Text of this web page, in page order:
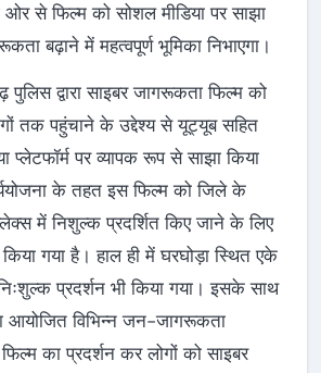
से फिल्म को सोशल मीडिया पर साझा
बढ़ाने में महत्वपूर्ण भूमिका निभाएगा।
पुलिस द्वारा साइबर जागरूकता फिल्म को
तक पहुंचाने के उद्देश्य से यूट्यूब सहित
प्लेटफॉर्म पर व्यापक रूप से साझा किया
के तहत इस फिल्म को जिले के
में निशुल्क प्रदर्शित किए जाने के लिए
गया है। हाल ही में घरघोड़ा स्थित एके
प्रदर्शन भी किया गया। इसके साथ
आयोजित विभिन्न जन-जागरूकता
का प्रदर्शन कर लोगों को साइबर